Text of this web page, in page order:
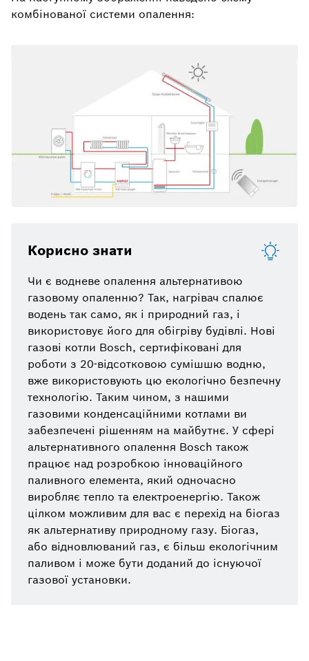
комбінованої системи опалення:
Корисно знати
Чи є водневе опалення альтернативою
газовому опаленню? Так, нагрівач спалює
водень так само, як і природний газ, і
використовує його для обігріву будівлі. Нові
газові котли Bosch, сертифіковані для
роботи з 20-відсотковою сумішшю водню,
вже використовують цю екологічно безпечну
технологію. Таким чином, з нашими
газовими конденсаційними котлами ви
забезпечені рішенням на майбутнє. У сфері
альтернативного опалення Bosch також
працює над розробкою інноваційного
паливного елемента, який одночасно
виробляє тепло та електроенергію. Також
цілком можливим для вас є перехід на біогаз
як альтернативу природному газу. Біогаз,
або відновлюваний газ, є більш екологічним
паливом і може бути доданий до існуючої
газової установки.